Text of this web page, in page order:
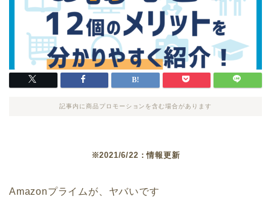
記事内に商品プロモーションを含む場合があります
※2021/6/22：情報更新
Amazonプライムが、ヤバいです